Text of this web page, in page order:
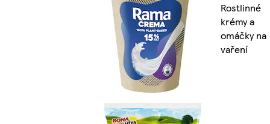
Rostlinné
krémy a
omáčky na
vaření